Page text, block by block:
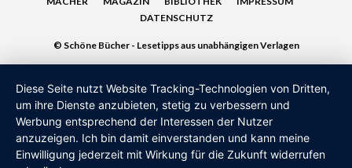
DATENSCHUTZ
© Schöne Bücher - Lesetipps aus unabhängigen Verlagen
Diese Seite nutzt Website Tracking-Technologien von Dritten,
um ihre Dienste anzubieten, stetig zu verbessern und
Werbung entsprechend der Interessen der Nutzer
anzuzeigen. Ich bin damit einverstanden und kann meine
Einwilligung jederzeit mit Wirkung für die Zukunft widerrufen